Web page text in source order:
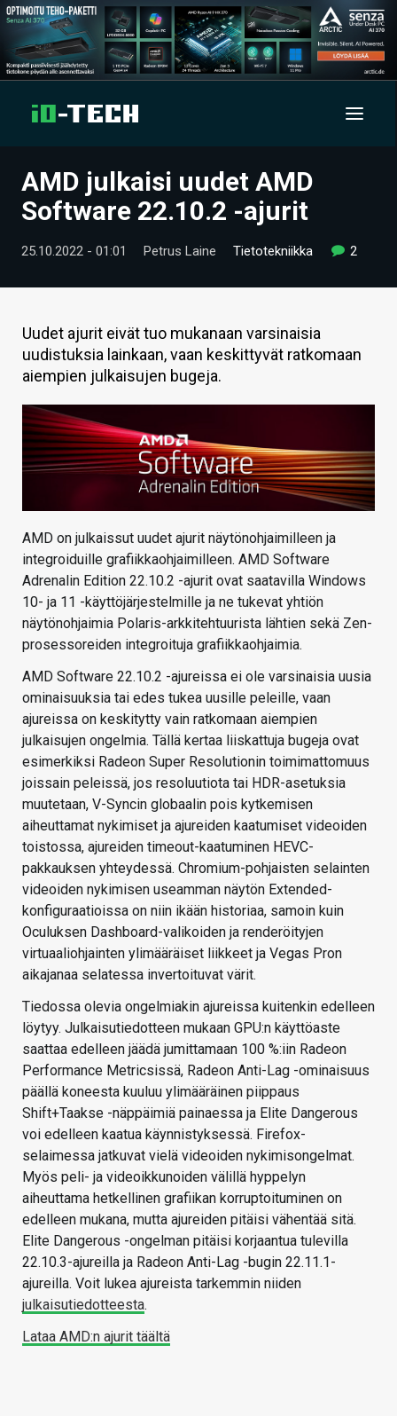
UUTISET
TIETOA
HINTA.FI
KAUPPA
VAIHDA TEEMA
HAKU
AMD julkaisi uudet AMD
Software 22.10.2 -ajurit
25.10.2022 - 01:01 Petrus Laine Tietotekniikka 2
Uudet ajurit eivät tuo mukanaan varsinaisia
uudistuksia lainkaan, vaan keskittyvät ratkomaan
aiempien julkaisujen bugeja.
AMD on julkaissut uudet ajurit näytönohjaimilleen ja
integroiduille grafiikkaohjaimilleen. AMD Software
Adrenalin Edition 22.10.2 -ajurit ovat saatavilla Windows
10- ja 11 -käyttöjärjestelmille ja ne tukevat yhtiön
näytönohjaimia Polaris-arkkitehtuurista lähtien sekä Zen-
prosessoreiden integroituja grafiikkaohjaimia.
AMD Software 22.10.2 -ajureissa ei ole varsinaisia uusia
ominaisuuksia tai edes tukea uusille peleille, vaan
ajureissa on keskitytty vain ratkomaan aiempien
julkaisujen ongelmia. Tällä kertaa liiskattuja bugeja ovat
esimerkiksi Radeon Super Resolutionin toimimattomuus
joissain peleissä, jos resoluutiota tai HDR-asetuksia
muutetaan, V-Syncin globaalin pois kytkemisen
aiheuttamat nykimiset ja ajureiden kaatumiset videoiden
toistossa, ajureiden timeout-kaatuminen HEVC-
pakkauksen yhteydessä. Chromium-pohjaisten selainten
videoiden nykimisen useamman näytön Extended-
konfiguraatioissa on niin ikään historiaa, samoin kuin
Oculuksen Dashboard-valikoiden ja renderöityjen
virtuaaliohjainten ylimääräiset liikkeet ja Vegas Pron
aikajanaa selatessa invertoituvat värit.
Tiedossa olevia ongelmiakin ajureissa kuitenkin edelleen
löytyy. Julkaisutiedotteen mukaan GPU:n käyttöaste
saattaa edelleen jäädä jumittamaan 100 %:iin Radeon
Performance Metricsissä, Radeon Anti-Lag -ominaisuus
päällä koneesta kuuluu ylimääräinen piippaus
Shift+Taakse -näppäimiä painaessa ja Elite Dangerous
voi edelleen kaatua käynnistyksessä. Firefox-
selaimessa jatkuvat vielä videoiden nykimisongelmat.
Myös peli- ja videoikkunoiden välillä hyppelyn
aiheuttama hetkellinen grafiikan korruptoituminen on
edelleen mukana, mutta ajureiden pitäisi vähentää sitä.
Elite Dangerous -ongelman pitäisi korjaantua tulevilla
22.10.3-ajureilla ja Radeon Anti-Lag -bugin 22.11.1-
ajureilla. Voit lukea ajureista tarkemmin niiden
julkaisutiedotteesta.
Lataa AMD:n ajurit täältä